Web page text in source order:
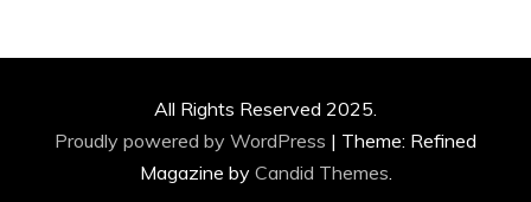
All Rights Reserved 2025.
Proudly powered by WordPress | Theme: Refined
Magazine by Candid Themes